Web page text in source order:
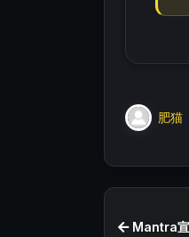
肥猫
Mantra